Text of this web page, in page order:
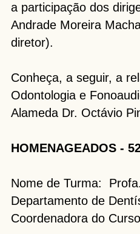
a participação dos
Andrade Moreira
diretor).
Conheça, a seguir, a
Odontologia e
Alameda Dr. Octávio
HOMENAGEADOS -
Nome de Turma:
Departamento de
Coordenadora do